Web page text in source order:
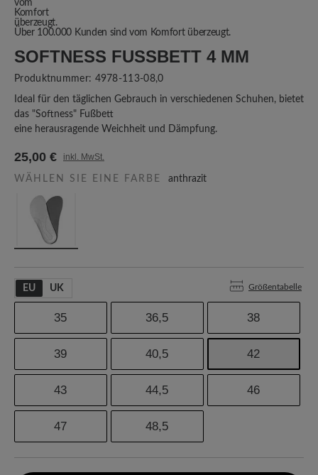
Über 100.000 Kunden sind vom Komfort überzeugt.
SOFTNESS FUSSBETT 4 MM
Produktnummer: 4978-113-08,0
Ideal für den täglichen Gebrauch in verschiedenen Schuhen, bietet
das "Softness" Fußbett
eine herausragende Weichheit und Dämpfung.
25,00 € inkl. MwSt.
WÄHLEN SIE EINE FARBE anthrazit
EU UK Größentabelle
35 36,5 38
39 40,5 42
43 44,5 46
47 48,5